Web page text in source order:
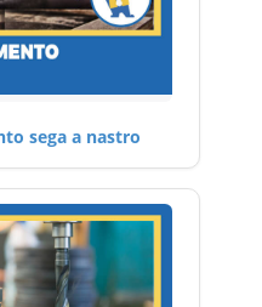
sega a nastro